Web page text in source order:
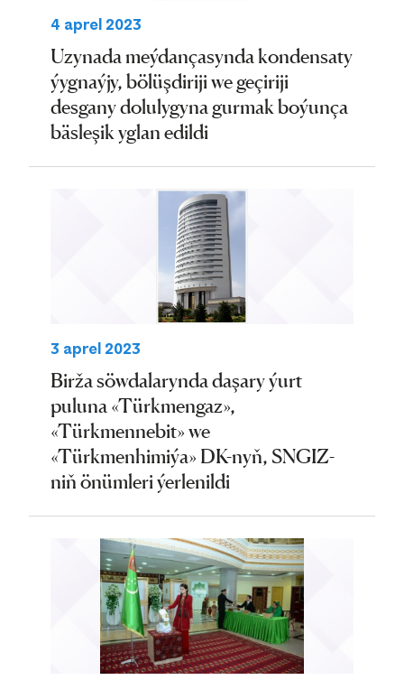
4 aprel 2023
Uzynada meýdançasynda kondensaty
ýygnaýjy, bölüşdiriji we geçiriji
desgany dolulygyna gurmak boýunça
bäsleşik yglan edildi
3 aprel 2023
Birža söwdalarynda daşary ýurt
puluna «Türkmengaz»,
«Türkmennebit» we
«Türkmenhimiýa» DK-nyň, SNGIZ-
niň önümleri ýerlenildi